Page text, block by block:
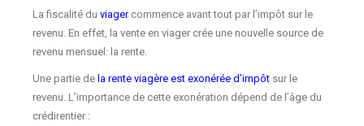
La fiscalité duviagercommence avant tout par l’impôt sur le
revenu. En effet, la vente en viager crée une nouvelle source de
revenu mensuel: la rente.
Une partie dela rente viagère est exonérée d’impôt sur le
revenu. L’importance de cette exonération dépend de l’âge du
crédirentier :